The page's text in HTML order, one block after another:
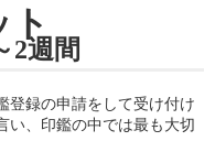
ト
2週間
登録の申請をして受け付け
い、印鑑の中では最も大切